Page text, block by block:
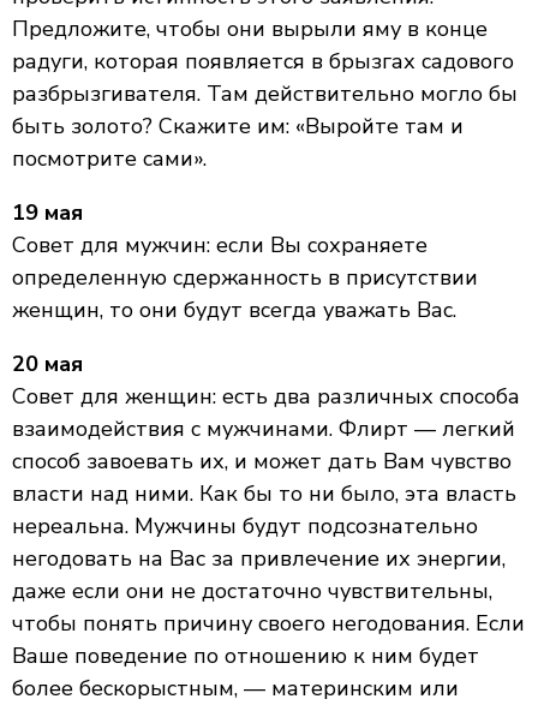
Предложите, чтобы они вырыли яму в конце
радуги, которая появляется в брызгах садового
разбрызгивателя. Там действительно могло бы
быть золото? Скажите им: «Выройте там и
посмотрите сами».
19 мая
Совет для мужчин: если Вы сохраняете
определенную сдержанность в присутствии
женщин, то они будут всегда уважать Вас.
20 мая
Совет для женщин: есть два различных способа
взаимодействия с мужчинами. Флирт — легкий
способ завоевать их, и может дать Вам чувство
власти над ними. Как бы то ни было, эта власть
нереальна. Мужчины будут подсознательно
негодовать на Вас за привлечение их энергии,
даже если они не достаточно чувствительны,
чтобы понять причину своего негодования. Если
Ваше поведение по отношению к ним будет
более бескорыстным, — материнским или